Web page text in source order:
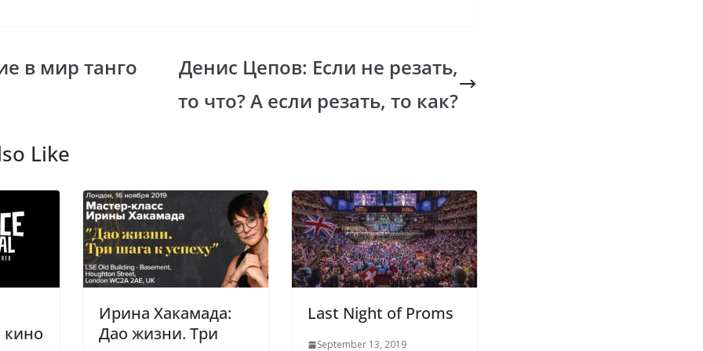
gr
a
в мир танго
Денис Цепов: Если не резать,
то что? А если резать, то как?
Like
кино
Ирина Хакамада:
Дао жизни. Три
Last Night of Proms
September 13, 2019